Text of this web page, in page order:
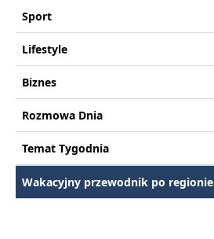
Sport
Lifestyle
Biznes
Rozmowa Dnia
Temat Tygodnia
Wakacyjny przewodnik po regionie